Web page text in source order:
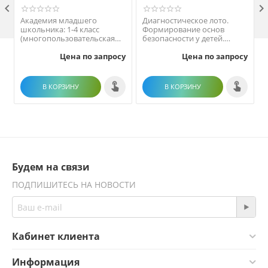
Академия младшего
школьника: 1-4 класс
(многопользовательская
Цена по запросу
В КОРЗИНУ
Диагностическое лото.
Формирование основ
безопасности у детей.
Цена по запросу
В КОРЗИНУ
 
Будем на связи
ПОДПИШИТЕСЬ НА НОВОСТИ
Кабинет клиента
Информация